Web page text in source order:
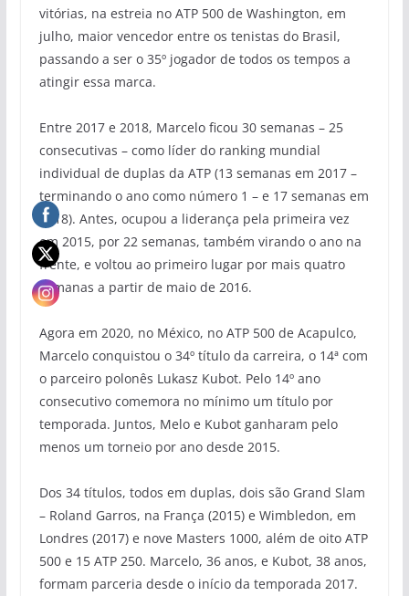
vitórias, na estreia no ATP 500 de Washington, em
julho, maior vencedor entre os tenistas do Brasil,
passando a ser o 35º jogador de todos os tempos a
atingir essa marca.
Entre 2017 e 2018, Marcelo ficou 30 semanas – 25
consecutivas – como líder do ranking mundial
individual de duplas da ATP (13 semanas em 2017 –
terminando o ano como número 1 – e 17 semanas em
2018). Antes, ocupou a liderança pela primeira vez
em 2015, por 22 semanas, também virando o ano na
frente, e voltou ao primeiro lugar por mais quatro
semanas a partir de maio de 2016.
Agora em 2020, no México, no ATP 500 de Acapulco,
Marcelo conquistou o 34º título da carreira, o 14ª com
o parceiro polonês Lukasz Kubot. Pelo 14º ano
consecutivo comemora no mínimo um título por
temporada. Juntos, Melo e Kubot ganharam pelo
menos um torneio por ano desde 2015.
Dos 34 títulos, todos em duplas, dois são Grand Slam
– Roland Garros, na França (2015) e Wimbledon, em
Londres (2017) e nove Masters 1000, além de oito ATP
500 e 15 ATP 250. Marcelo, 36 anos, e Kubot, 38 anos,
formam parceria desde o início da temporada 2017.